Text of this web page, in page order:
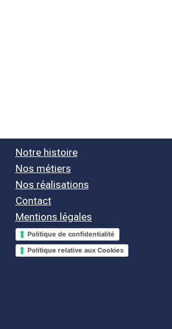
Notre histoire
Nos métiers
Nos réalisations
Contact
Mentions légales
Politique de confidentialité
Politique relative aux Cookies